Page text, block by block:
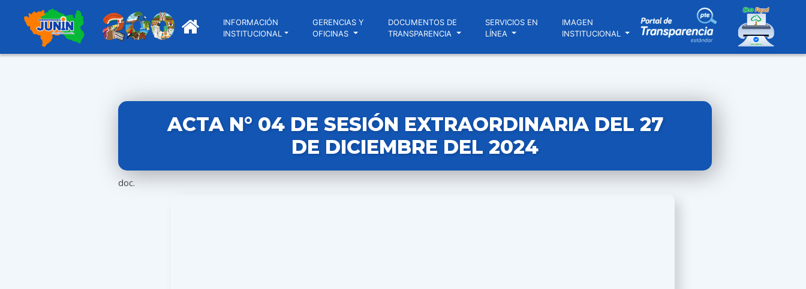
INFORMACIÓN
INSTITUCIONAL
GERENCIAS Y
OFICINAS
DOCUMENTOS DE
TRANSPARENCIA
SERVICIOS EN
LÍNEA
IMAGEN
INSTITUCIONAL
ACTA N° 04 DE SESIÓN EXTRAORDINARIA DEL 27
DE DICIEMBRE DEL 2024
doc.